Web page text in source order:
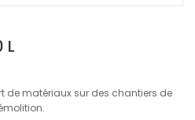
L
de matériaux sur des chantiers de